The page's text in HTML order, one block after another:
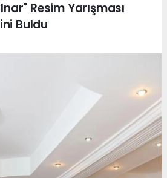
Resim Yarışması
Buldu